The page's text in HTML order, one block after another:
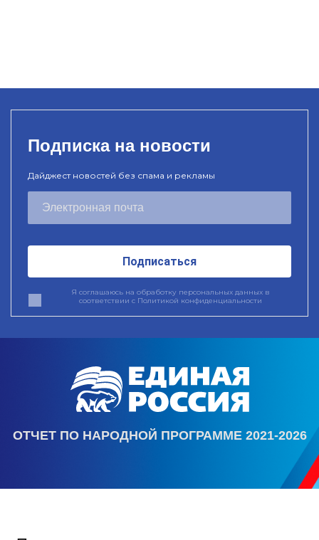
Подписка на новости
Дайджест новостей без спама и рекламы
Подписаться
Я соглашаюсь на обработку персональных данных в
соответствии с Политикой конфиденциальности
ОТЧЕТ ПО НАРОДНОЙ ПРОГРАММЕ 2021-2026